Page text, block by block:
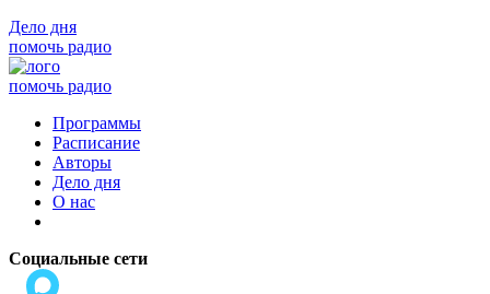
Дело дня
помочь радио
помочь радио
Программы
Расписание
Авторы
Дело дня
О нас
Социальные сети